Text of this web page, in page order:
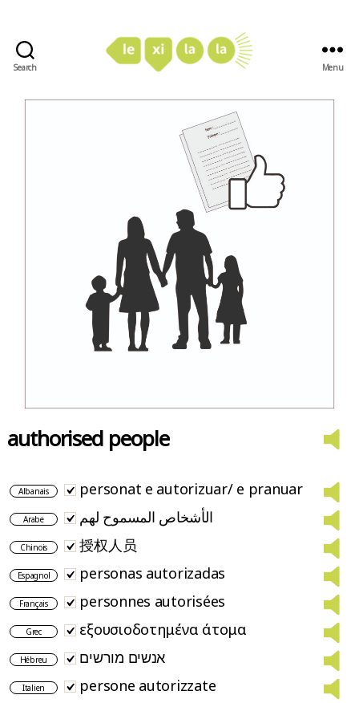
Search Menu
authorised people
Albanais personat e autorizuar/ e pranuar
Arabe الأشخاص المسموح لهم
Chinois 授权人员
Espagnol personas autorizadas
Français personnes autorisées
Grec εξουσιοδοτημένα άτομα
Hébreu אנשים מורשים
Italien persone autorizzate